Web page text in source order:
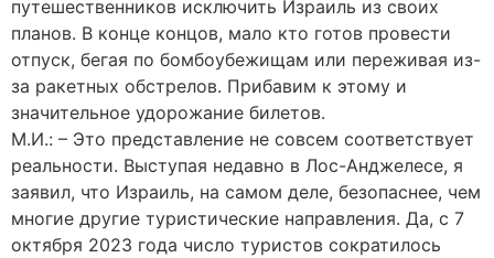
путешественников исключить Израиль из своих
планов. В конце концов, мало кто готов провести
отпуск, бегая по бомбоубежищам или переживая из-
за ракетных обстрелов. Прибавим к этому и
значительное удорожание билетов.
М.И.: – Это представление не совсем соответствует
реальности. Выступая недавно в Лос-Анджелесе, я
заявил, что Израиль, на самом деле, безопаснее, чем
многие другие туристические направления. Да, с 7
октября 2023 года число туристов сократилось